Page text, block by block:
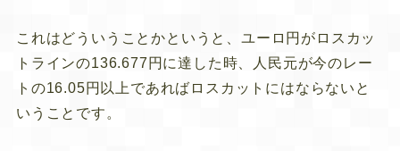
これはどういうことかというと、ユーロ円がロスカッ
トラインの136.677円に達した時、人民元が今のレー
トの16.05円以上であればロスカットにはならないと
いうことです。